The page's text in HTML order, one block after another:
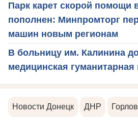
Парк карет скорой помощи
пополнен: Минпромторг
машин новым регионам
В больницу им. Калинина
медицинская
Новости Донецк ДНР